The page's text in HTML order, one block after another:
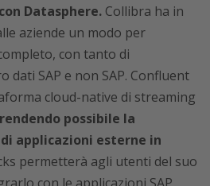
Datasphere. Collibra ha in
aziende un modo per
con tanto di
dati SAP e non SAP. Confluent
cloud-native di streaming
rendendo possibile la
di applicazioni esterne in
permetterà agli utenti del suo